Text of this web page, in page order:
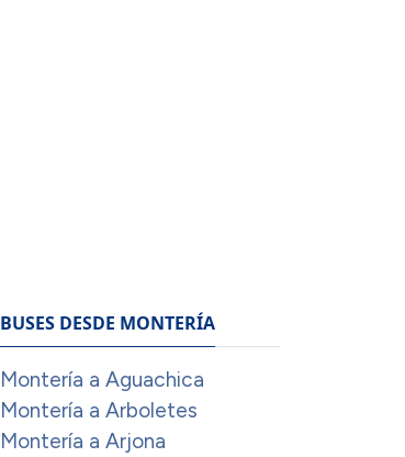
BUSES DESDE MONTERÍA
Montería a Aguachica
Montería a Arboletes
Montería a Arjona